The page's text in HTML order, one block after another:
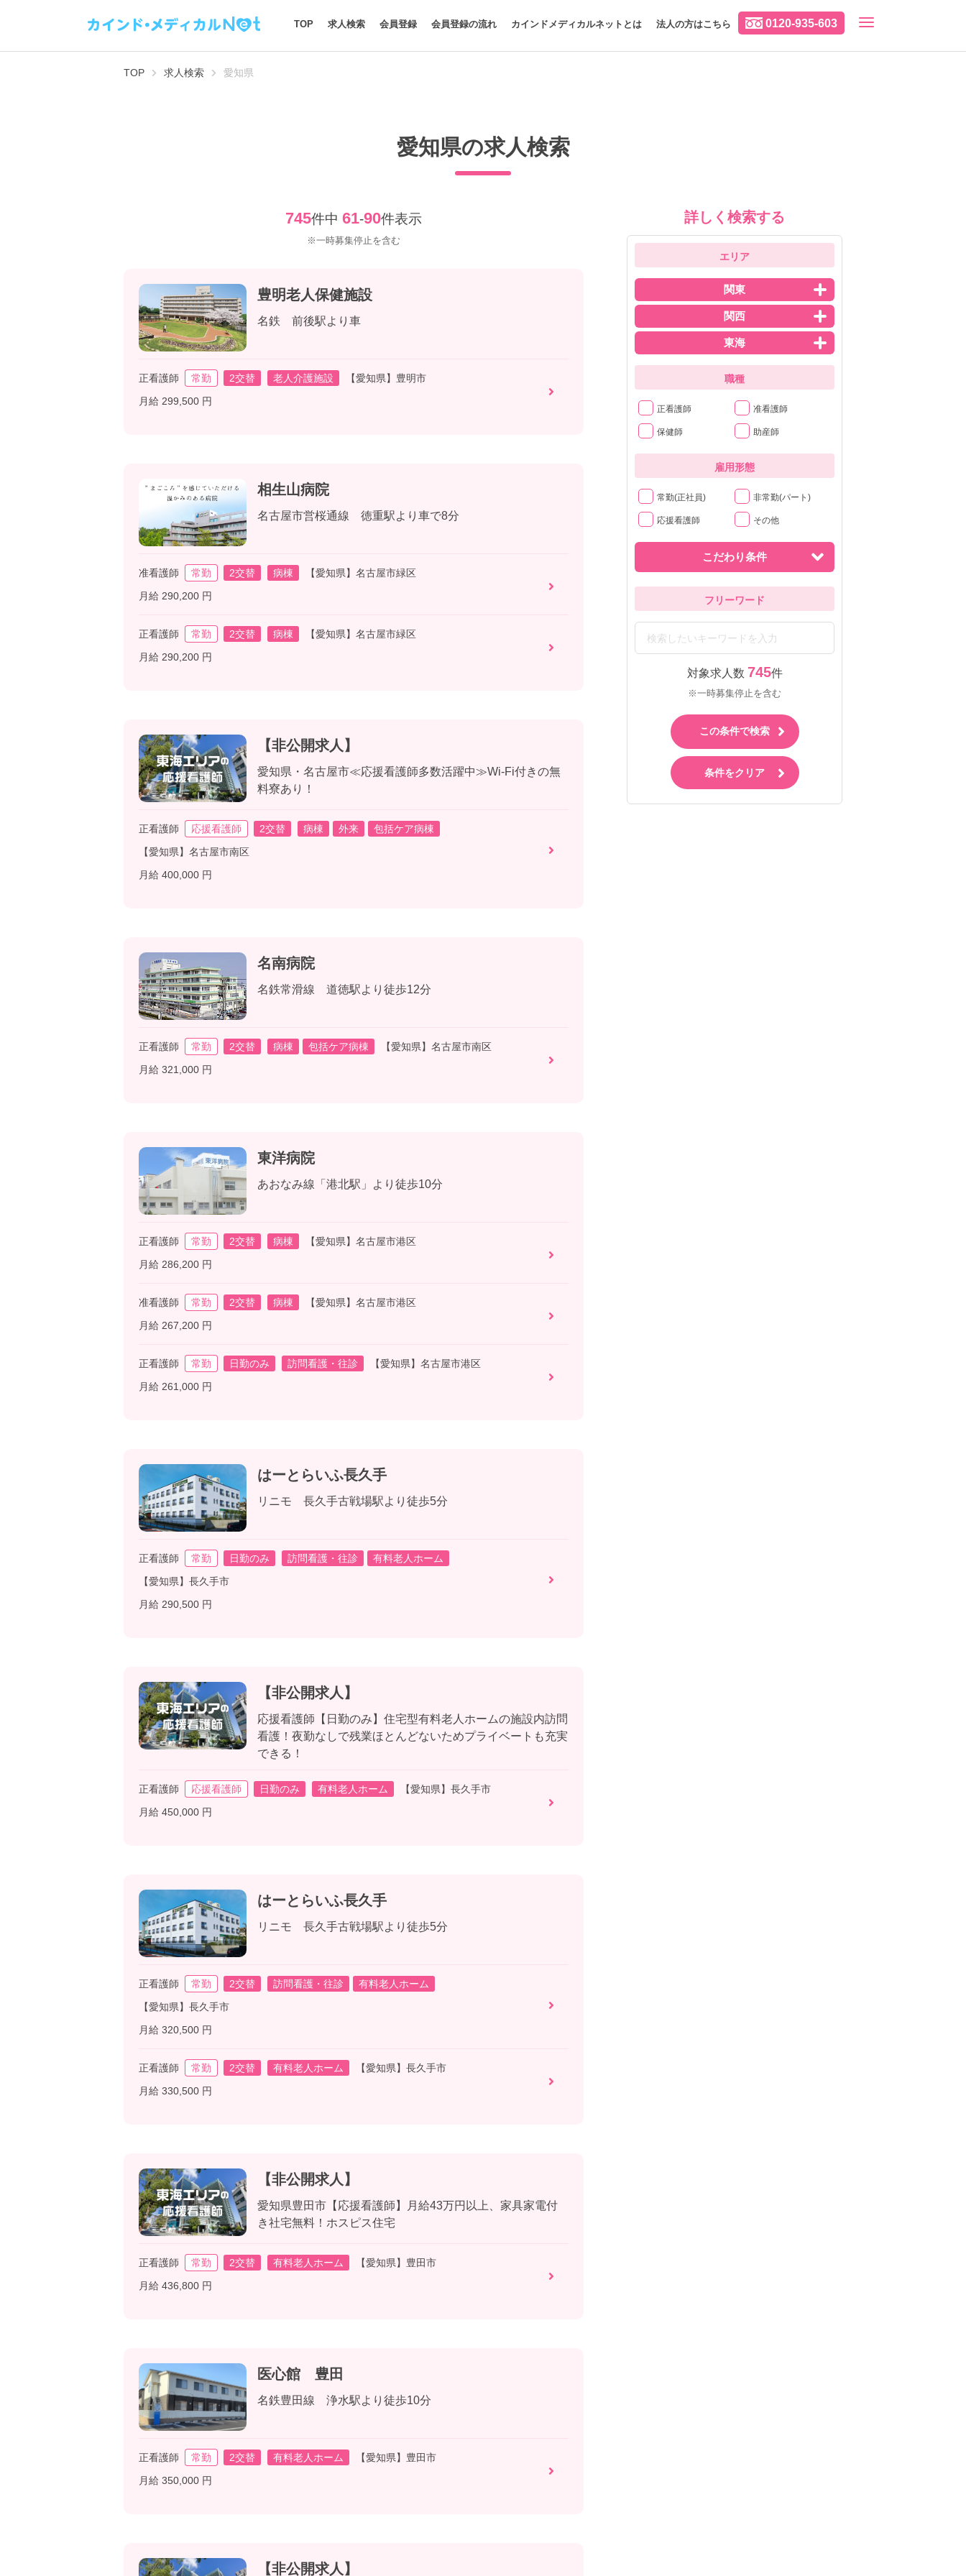
0120-935-603
TOP 求人検索 会員登録 会員登録の流れ カインドメディカルネットとは 法人の方はこちら
TOP 求人検索 愛知県
愛知県の求人検索
詳しく検索する
エリア
関東
関西
東海
職種
正看護師 准看護師
保健師 助産師
雇用形態
常勤(正社員) 非常勤(パート)
応援看護師 その他
こだわり条件
フリーワード
対象求人数 745件
※一時募集停止を含む
745件中 61-90件表示
※一時募集停止を含む
豊明老人保健施設
名鉄 前後駅より車
正看護師 常勤 2交替 老人介護施設
【愛知県】豊明市
月給 299,500 円
相生山病院
名古屋市営桜通線 徳重駅より車で8分
准看護師 常勤 2交替 病棟
【愛知県】名古屋市緑区
月給 290,200 円
正看護師 常勤 2交替 病棟
【愛知県】名古屋市緑区
月給 290,200 円
【非公開求人】
愛知県・名古屋市≪応援看護師多数活躍中≫Wi-Fi付きの無
料寮あり！
正看護師 応援看護師 2交替 病棟 外来
包括ケア病棟
【愛知県】名古屋市南区
月給 400,000 円
名南病院
名鉄常滑線 道徳駅より徒歩12分
正看護師 常勤 2交替 病棟 包括ケア病棟
【愛知県】名古屋市南区
月給 321,000 円
東洋病院
あおなみ線「港北駅」より徒歩10分
正看護師 常勤 2交替 病棟
【愛知県】名古屋市港区
月給 286,200 円
准看護師 常勤 2交替 病棟
【愛知県】名古屋市港区
月給 267,200 円
正看護師 常勤 日勤のみ 訪問看護・往診
【愛知県】名古屋市港区
月給 261,000 円
はーとらいふ長久手
リニモ 長久手古戦場駅より徒歩5分
正看護師 常勤 日勤のみ 訪問看護・往診
有料老人ホーム
【愛知県】長久手市
月給 290,500 円
【非公開求人】
応援看護師【日勤のみ】住宅型有料老人ホームの施設内訪問
看護！夜勤なしで残業ほとんどないためプライベートも充実
できる！
正看護師 応援看護師 日勤のみ 有料老人ホーム
【愛知県】長久手市
月給 450,000 円
はーとらいふ長久手
リニモ 長久手古戦場駅より徒歩5分
正看護師 常勤 2交替 訪問看護・往診
有料老人ホーム
【愛知県】長久手市
月給 320,500 円
正看護師 常勤 2交替 有料老人ホーム
【愛知県】長久手市
月給 330,500 円
【非公開求人】
愛知県豊田市【応援看護師】月給43万円以上、家具家電付
き社宅無料！ホスピス住宅
正看護師 常勤 2交替 有料老人ホーム
【愛知県】豊田市
月給 436,800 円
医心館 豊田
名鉄豊田線 浄水駅より徒歩10分
正看護師 常勤 2交替 有料老人ホーム
【愛知県】豊田市
月給 350,000 円
【非公開求人】